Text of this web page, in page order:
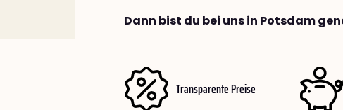
Dann bist du bei uns in Potsdam
Transparente Preise